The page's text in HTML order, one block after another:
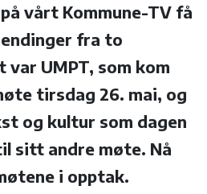
vårt Kommune-TV få
fra to
UMPT, som kom
tirsdag 26. mai, og
og kultur som dagen
sitt andre møte. Nå
i opptak.